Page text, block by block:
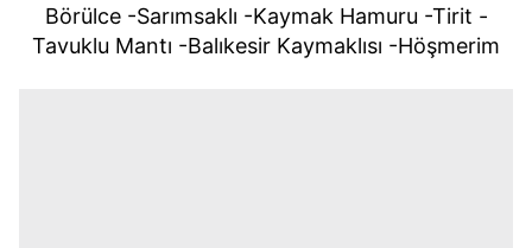
Börülce -Sarımsaklı -Kaymak Hamuru -Tirit -
Tavuklu Mantı -Balıkesir Kaymaklısı -Höşmerim